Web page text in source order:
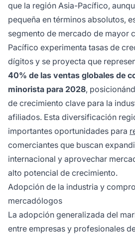
que la región Asia-Pacífico,
pequeña en términos absolutos,
segmento de mercado de mayor
Pacífico experimenta tasas de
dígitos y se proyecta que
40% de las ventas globales de
minorista para 2028,
de crecimiento clave para la
afiliados. Esta diversificación
importantes oportunidades para
comerciantes que buscan
internacional y aprovechar
alto potencial de crecimiento.
Adopción de la industria y
mercadólogos
La adopción generalizada del
entre empresas y profesionales